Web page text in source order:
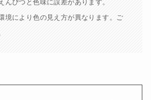
んぴつと色味に誤差があります。
境により色の見え方が異なります。ご